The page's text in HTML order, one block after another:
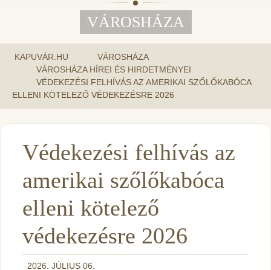
VÁROSHÁZA
KAPUVÁR.HU
VÁROSHÁZA
VÁROSHÁZA HÍREI ÉS HIRDETMÉNYEI
VÉDEKEZÉSI FELHÍVÁS AZ AMERIKAI SZŐLŐKABÓCA
ELLENI KÖTELEZŐ VÉDEKEZÉSRE 2026
Védekezési felhívás az
amerikai szőlőkabóca
elleni kötelező
védekezésre 2026
2026. JÚLIUS 06.